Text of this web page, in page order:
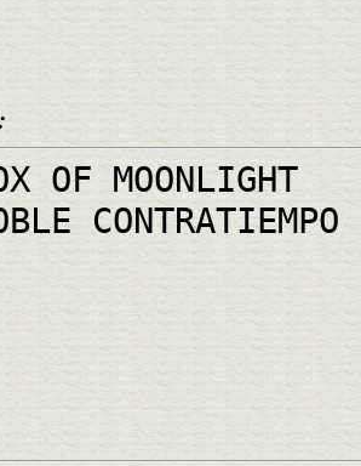
OF MOONLIGHT
CONTRATIEMPO